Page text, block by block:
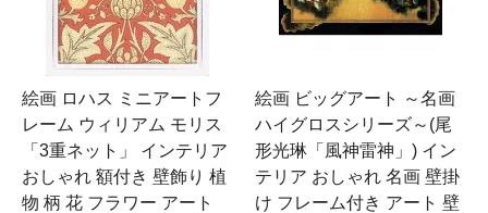
絵画 ロハス ミニアートフ
レーム ウィリアム モリス
「3重ネット」 インテリア
おしゃれ 額付き 壁飾り 植
物 柄 花 フラワー アート
絵画 ビッグアート ～名画
ハイグロスシリーズ～(尾
形光琳「風神雷神」) イン
テリア おしゃれ 名画 壁掛
け フレーム付き アート 壁